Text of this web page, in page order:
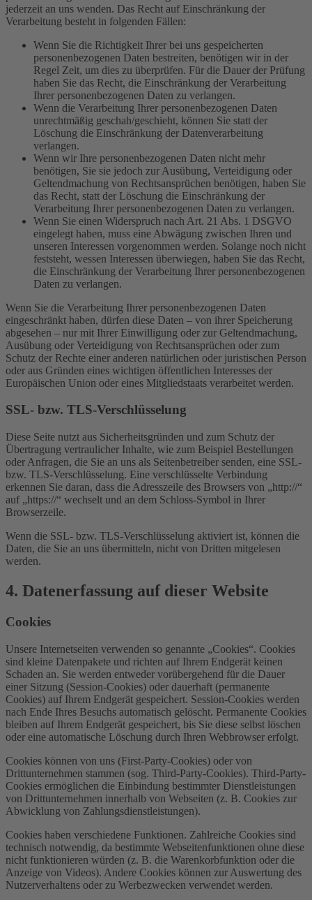
jederzeit an uns wenden. Das Recht auf Einschränkung der
Verarbeitung besteht in folgenden Fällen:
Wenn Sie die Richtigkeit Ihrer bei uns gespeicherten
personenbezogenen Daten bestreiten, benötigen wir in der
Regel Zeit, um dies zu überprüfen. Für die Dauer der Prüfung
haben Sie das Recht, die Einschränkung der Verarbeitung
Ihrer personenbezogenen Daten zu verlangen.
Wenn die Verarbeitung Ihrer personenbezogenen Daten
unrechtmäßig geschah/geschieht, können Sie statt der
Löschung die Einschränkung der Datenverarbeitung
verlangen.
Wenn wir Ihre personenbezogenen Daten nicht mehr
benötigen, Sie sie jedoch zur Ausübung, Verteidigung oder
Geltendmachung von Rechtsansprüchen benötigen, haben Sie
das Recht, statt der Löschung die Einschränkung der
Verarbeitung Ihrer personenbezogenen Daten zu verlangen.
Wenn Sie einen Widerspruch nach Art. 21 Abs. 1 DSGVO
eingelegt haben, muss eine Abwägung zwischen Ihren und
unseren Interessen vorgenommen werden. Solange noch nicht
feststeht, wessen Interessen überwiegen, haben Sie das Recht,
die Einschränkung der Verarbeitung Ihrer personenbezogenen
Daten zu verlangen.
Wenn Sie die Verarbeitung Ihrer personenbezogenen Daten
eingeschränkt haben, dürfen diese Daten – von ihrer Speicherung
abgesehen – nur mit Ihrer Einwilligung oder zur Geltendmachung,
Ausübung oder Verteidigung von Rechtsansprüchen oder zum
Schutz der Rechte einer anderen natürlichen oder juristischen Person
oder aus Gründen eines wichtigen öffentlichen Interesses der
Europäischen Union oder eines Mitgliedstaats verarbeitet werden.
SSL- bzw. TLS-Verschlüsselung
Diese Seite nutzt aus Sicherheitsgründen und zum Schutz der
Übertragung vertraulicher Inhalte, wie zum Beispiel Bestellungen
oder Anfragen, die Sie an uns als Seitenbetreiber senden, eine SSL-
bzw. TLS-Verschlüsselung. Eine verschlüsselte Verbindung
erkennen Sie daran, dass die Adresszeile des Browsers von „http://“
auf „https://“ wechselt und an dem Schloss-Symbol in Ihrer
Browserzeile.
Wenn die SSL- bzw. TLS-Verschlüsselung aktiviert ist, können die
Daten, die Sie an uns übermitteln, nicht von Dritten mitgelesen
werden.
4. Datenerfassung auf dieser Website
Cookies
Unsere Internetseiten verwenden so genannte „Cookies“. Cookies
sind kleine Datenpakete und richten auf Ihrem Endgerät keinen
Schaden an. Sie werden entweder vorübergehend für die Dauer
einer Sitzung (Session-Cookies) oder dauerhaft (permanente
Cookies) auf Ihrem Endgerät gespeichert. Session-Cookies werden
nach Ende Ihres Besuchs automatisch gelöscht. Permanente Cookies
bleiben auf Ihrem Endgerät gespeichert, bis Sie diese selbst löschen
oder eine automatische Löschung durch Ihren Webbrowser erfolgt.
Cookies können von uns (First-Party-Cookies) oder von
Drittunternehmen stammen (sog. Third-Party-Cookies). Third-Party-
Cookies ermöglichen die Einbindung bestimmter Dienstleistungen
von Drittunternehmen innerhalb von Webseiten (z. B. Cookies zur
Abwicklung von Zahlungsdienstleistungen).
Cookies haben verschiedene Funktionen. Zahlreiche Cookies sind
technisch notwendig, da bestimmte Webseitenfunktionen ohne diese
nicht funktionieren würden (z. B. die Warenkorbfunktion oder die
Anzeige von Videos). Andere Cookies können zur Auswertung des
Nutzerverhaltens oder zu Werbezwecken verwendet werden.